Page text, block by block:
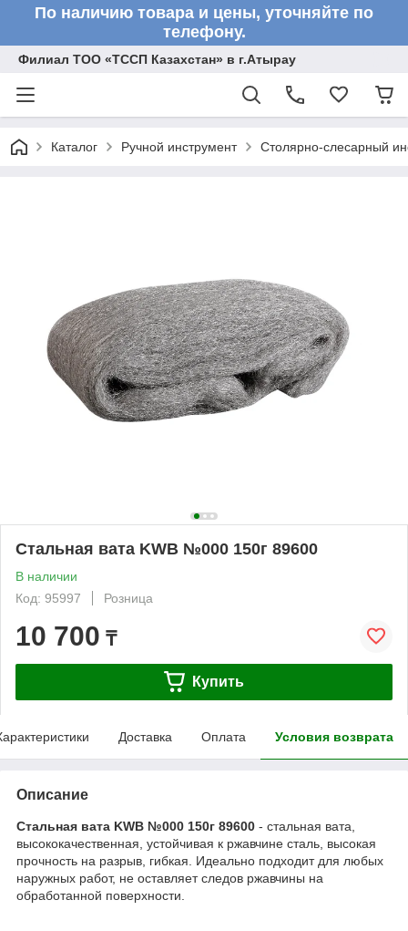
По наличию товара и цены, уточняйте по
телефону.
Филиал ТОО «ТССП Казахстан» в г.Атырау
Каталог Ручной инструмент Столярно-слесарный
Стальная вата KWB №000 150г 89600
В наличии
Код: 95997
Розница
10 700 ₸
Купить
Доставка Оплата Условия возврата
Описание
Стальная вата KWB №000 150г 89600 - стальная вата,
высококачественная, устойчивая к ржавчине сталь, высокая
прочность на разрыв, гибкая. Идеально подходит для любых
наружных работ, не оставляет следов ржавчины на
обработанной поверхности.